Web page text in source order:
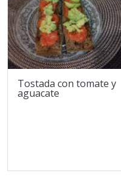
Tostada con tomate y
aguacate